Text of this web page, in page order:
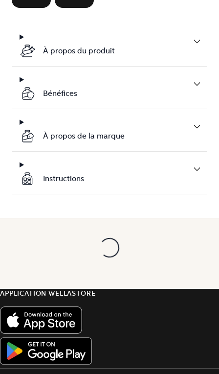
À propos du produit
Bénéfices
À propos de la marque
Instructions
APPLICATION WELLASTORE